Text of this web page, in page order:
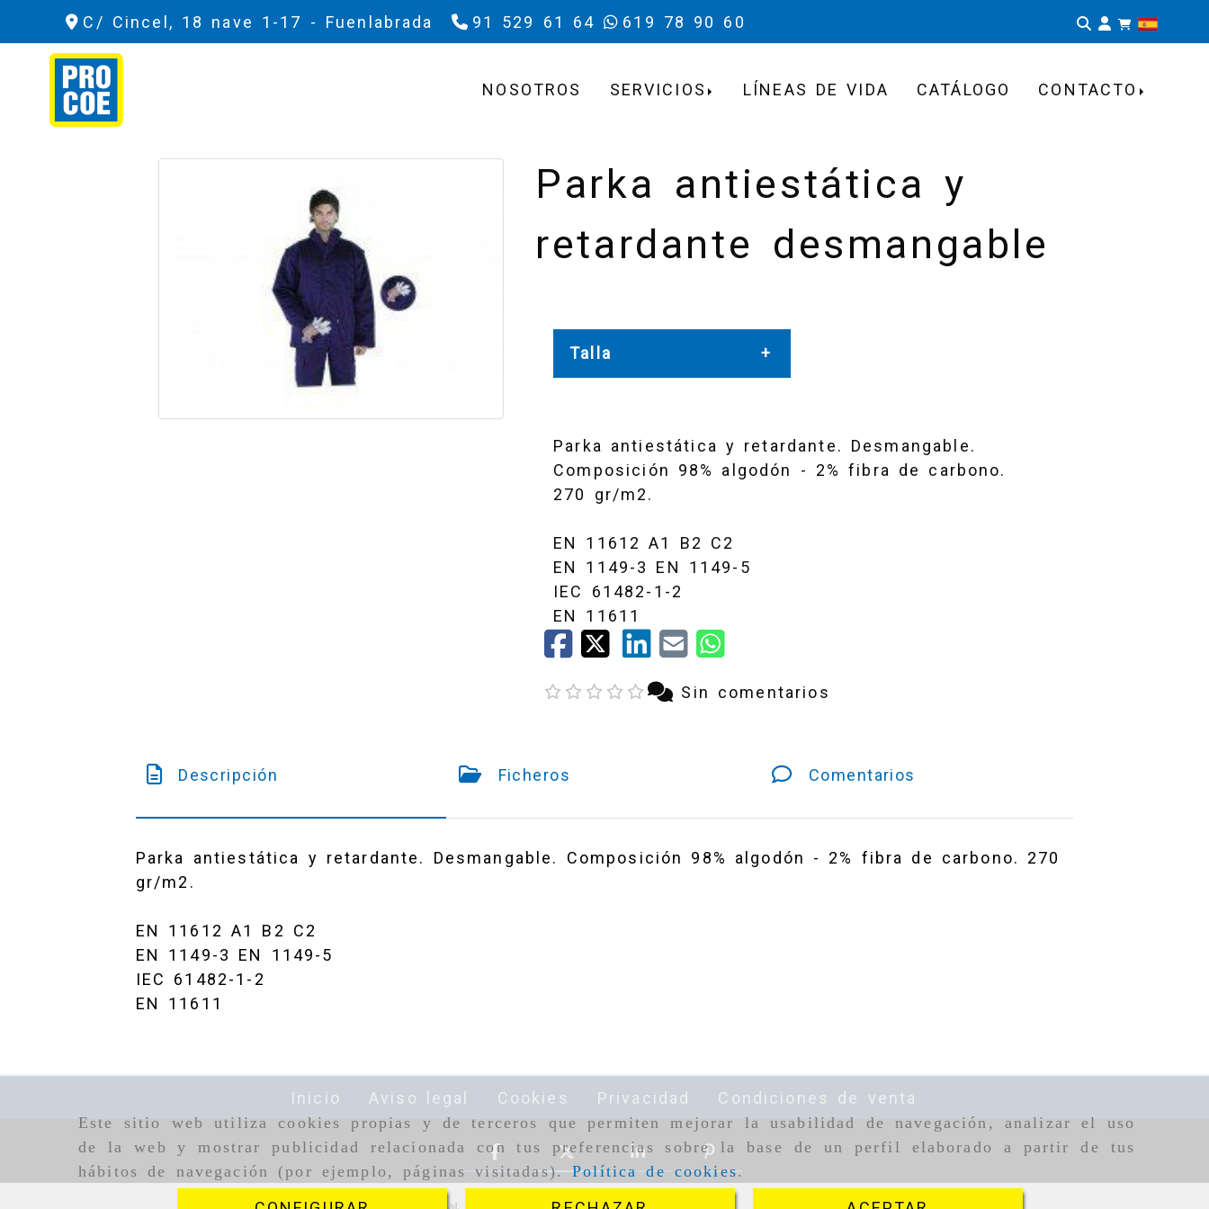
Este sitio web utiliza cookies propias y de terceros que permiten mejorar la usabilidad de navegación, analizar el uso
de la web y mostrar publicidad relacionada con tus preferencias sobre la base de un perfil elaborado a partir de tus
hábitos de navegación (por ejemplo, páginas visitadas).Política de cookies.
C/ Cincel, 18 nave 1-17 - Fuenlabrada 91 529 61 64 619 78 90 60
NOSOTROS SERVICIOS LÍNEAS DE VIDA CATÁLOGO CONTACTO
Parka antiestática y
retardante desmangable
Talla
M
S
3XL
Parka antiestática y retardante. Desmangable.
Composición 98% algodón - 2% fibra de carbono.
270 gr/m2.
EN 11612 A1 B2 C2
EN 1149-3 EN 1149-5
IEC 61482-1-2
EN 11611
Sin comentarios
Descripción Ficheros Comentarios
Parka antiestática y retardante. Desmangable. Composición 98% algodón - 2% fibra de carbono. 270
gr/m2.
EN 11612 A1 B2 C2
EN 1149-3 EN 1149-5
IEC 61482-1-2
EN 11611
Inicio Aviso legal Cookies Privacidad Condiciones de venta